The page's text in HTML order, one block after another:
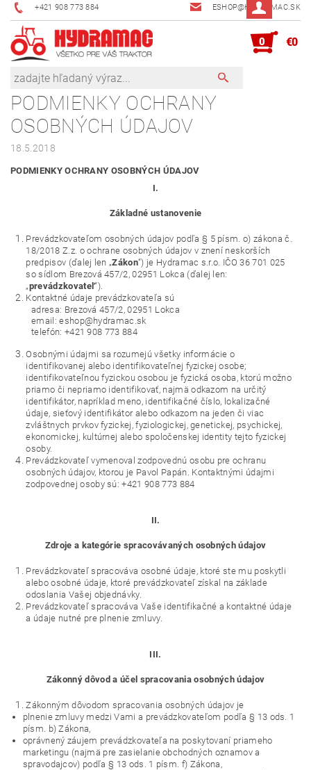
+421 908 773 884 ESHOP@HYDRAMAC.SK
0 €0
PODMIENKY OCHRANY
OSOBNÝCH ÚDAJOV
18.5.2018
PODMIENKY OCHRANY OSOBNÝCH ÚDAJOV
I.
Základné ustanovenie
Prevádzkovateľom osobných údajov podľa § 5 písm. o) zákona č.
18/2018 Z.z. o ochrane osobných údajov v znení neskorších
predpisov (ďalej len „Zákon“) je Hydramac s.r.o. IČO 36 701 025
so sídlom Brezová 457/2, 02951 Lokca (ďalej len:
„prevádzkovateľ“).
Kontaktné údaje prevádzkovateľa sú
adresa: Brezová 457/2, 02951 Lokca
email: eshop@hydramac.sk
telefón: +421 908 773 884
Osobnými údajmi sa rozumejú všetky informácie o
identifikovanej alebo identifikovateľnej fyzickej osobe;
identifikovateľnou fyzickou osobou je fyzická osoba, ktorú možno
priamo či nepriamo identifikovať, najmä odkazom na určitý
identifikátor, napríklad meno, identifikačné číslo, lokalizačné
údaje, sieťový identifikátor alebo odkazom na jeden či viac
zvláštnych prvkov fyzickej, fyziologickej, genetickej, psychickej,
ekonomickej, kultúrnej alebo spoločenskej identity tejto fyzickej
osoby.
Prevádzkovateľ vymenoval zodpovednú osobu pre ochranu
osobných údajov, ktorou je Pavol Papán. Kontaktnými údajmi
zodpovednej osoby sú: +421 908 773 884
II.
Zdroje a kategórie spracovávaných osobných údajov
Prevádzkovateľ spracováva osobné údaje, ktoré ste mu poskytli
alebo osobné údaje, ktoré prevádzkovateľ získal na základe
odoslania Vašej objednávky.
Prevádzkovateľ spracováva Vaše identifikačné a kontaktné údaje
a údaje nutné pre plnenie zmluvy.
III.
Zákonný dôvod a účel spracovania osobných údajov
Zákonným dôvodom spracovania osobných údajov je
plnenie zmluvy medzi Vami a prevádzkovateľom podľa § 13 ods. 1
písm. b) Zákona,
oprávnený záujem prevádzkovateľa na poskytovaní priameho
marketingu (najmä pre zasielanie obchodných oznamov a
spravodajcov) podľa § 13 ods. 1 písm. f) Zákona,